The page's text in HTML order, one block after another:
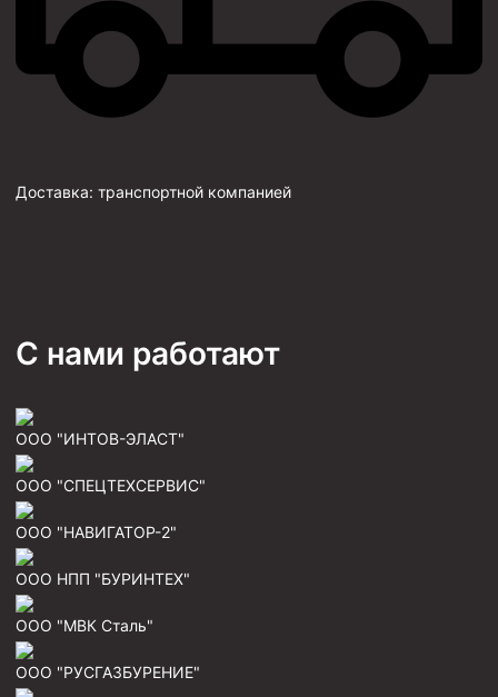
Доставка: транспортной компанией
С нами работают
ООО "ИНТОВ-ЭЛАСТ"
ООО "СПЕЦТЕХСЕРВИС"
ООО "НАВИГАТОР-2"
ООО НПП "БУРИНТЕХ"
ООО "МВК Сталь"
ООО "РУСГАЗБУРЕНИЕ"